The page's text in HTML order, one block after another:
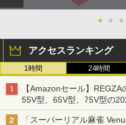
● ● ●
アクセスランキング
1時間 24時間
【Amazonセール】REGZA
55V型、65V型、75V型の
「スーパーリアル麻雀